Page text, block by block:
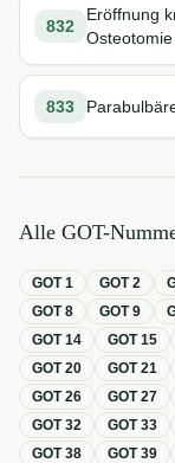
832
Eröffnung
Osteotomie
833
Alle GOT-
GOT1 GOT2
GOT8 GOT9
GOT14 GOT15
GOT20 GOT21
GOT26 GOT27
GOT32 GOT33
GOT38 GOT39